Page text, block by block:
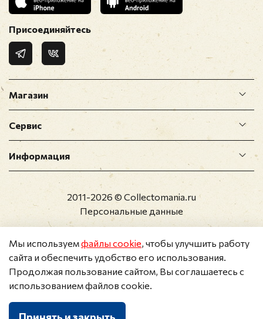
Магазин
Сервис
Информация
Присоединяйтесь
2011-2026 © Collectomania.ru
Персональные данные
Мы используемфайлы cookie, чтобы улучшить работу
сайта и обеспечить удобство его использования.
Продолжая пользование сайтом, Вы соглашаетесь с
использованием файлов cookie.